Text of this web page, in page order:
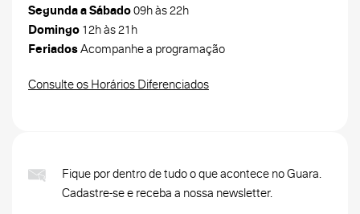
Segunda a Sábado09h às 22h
Domingo 12h às 21h
FeriadosAcompanhe a programação
Consulte os Horários Diferenciados
Fique por dentro de tudo o que acontece no Guara.
Cadastre-se e receba a nossa newsletter.